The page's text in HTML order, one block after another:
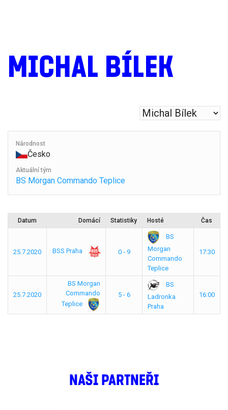
MICHAL BÍLEK
Národnost
Česko
Aktuální tým
BS Morgan Commando Teplice
Datum Domácí Statistiky Hosté Čas
25.7.2020 BSS Praha 0 - 9
BS
Morgan
Commando
Teplice
17:30
25.7.2020
BS Morgan
Commando
Teplice
5 - 6
BS
Ladronka
Praha
16:00
NAŠI PARTNEŘI